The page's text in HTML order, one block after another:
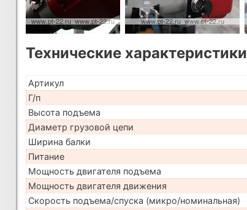
Технические характеристики
Артикул
Г/п
Высота подъема
Диаметр грузовой цепи
Ширина балки
Питание
Мощность двигателя подъема
Мощность двигателя движения
Скорость подъема/спуска (микро/номинальная)